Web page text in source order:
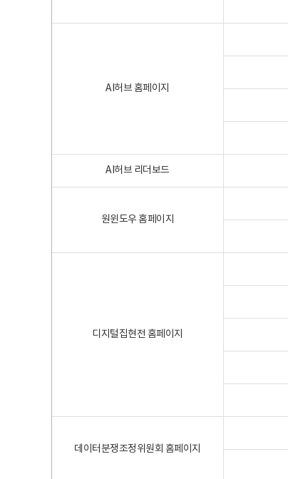
AI허브 홈페이지
AI허브 리더보드
원윈도우 홈페이지
디지털집현전 홈페이지
데이터분쟁조정위원회 홈페이지